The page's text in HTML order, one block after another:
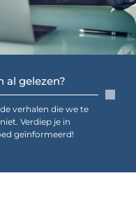
al gelezen?
verhalen die we te
Verdiep je in
geïnformeerd!